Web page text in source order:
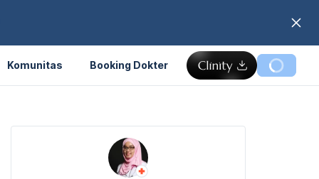
Komunitas Booking Dokter